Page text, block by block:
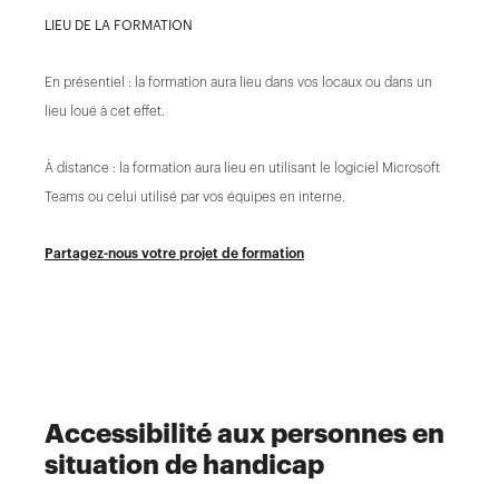
LIEU DE LA FORMATION
En présentiel : la formation aura lieu dans vos locaux ou dans un
lieu loué à cet effet.
À distance : la formation aura lieu en utilisant le logiciel Microsoft
Teams ou celui utilisé par vos équipes en interne.
Partagez-nous votre projet de formation
Accessibilité aux personnes en
situation de handicap